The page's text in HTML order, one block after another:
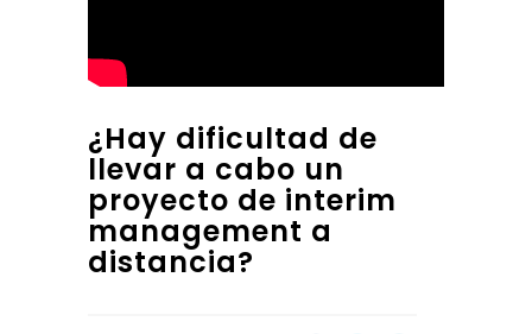
¿Hay dificultad de
llevar a cabo un
proyecto de interim
management a
distancia?